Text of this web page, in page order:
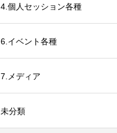
4.個人セッション各種
6.イベント各種
7.メディア
未分類